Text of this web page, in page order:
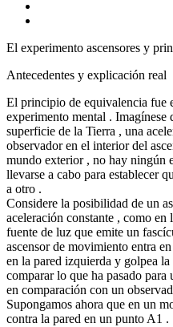
El experimento ascensores y
Antecedentes y explicación real
El principio de equivalencia fue
experimento mental . Imagínese
superficie de la Tierra , una
observador en el interior del
mundo exterior , no hay ningún
llevarse a cabo para establecer
a otro .
Considere la posibilidad de un
aceleración constante , como
fuente de luz que emite un
ascensor de movimiento entra
en la pared izquierda y golpea
comparar lo que ha pasado
en comparación con un
Supongamos ahora que en un
contra la pared en un punto A1 .